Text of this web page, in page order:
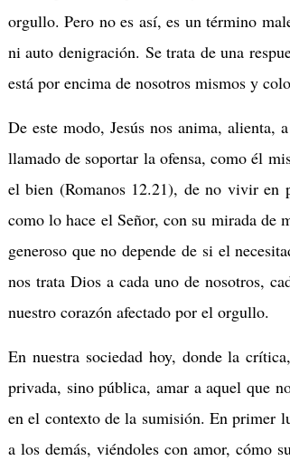
orgullo. Pero no es así, es un término
ni auto denigración. Se trata de una
está por encima de nosotros mismos y
De este modo, Jesús nos anima, alienta,
llamado de soportar la ofensa, como él
el bien (Romanos 12.21), de no vivir en
como lo hace el Señor, con su mirada de
generoso que no depende de si el
nos trata Dios a cada uno de nosotros,
nuestro corazón afectado por el orgullo.
En nuestra sociedad hoy, donde la
privada, sino pública, amar a aquel que
en el contexto de la sumisión. En primer
a los demás, viéndoles con amor, cómo